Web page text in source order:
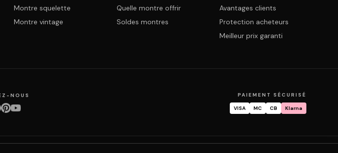
Montre squelette
Montre vintage
Quelle montre offrir
Soldes montres
Avantages clients
Protection acheteurs
Meilleur prix garanti
NOUS PAIEMENT SÉCURISÉ
VISA MC CB Klarna